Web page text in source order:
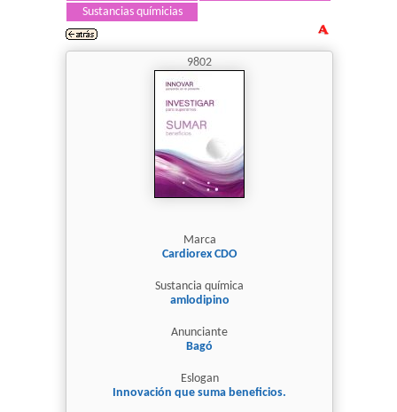
Sustancias químicias
9802
Marca
Cardiorex CDO
Sustancia química
amlodipino
Anunciante
Bagó
Eslogan
Innovación que suma beneficios.